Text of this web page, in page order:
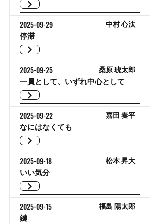
停滞
2025-09-29 中村 心汰
一員として、いずれ中心として
2025-09-25 桑原 琥太郎
なにはなくても
2025-09-22 嘉田 奏平
いい気分
2025-09-18 松本 昇大
鍵
2025-09-15 福島 陽太郎